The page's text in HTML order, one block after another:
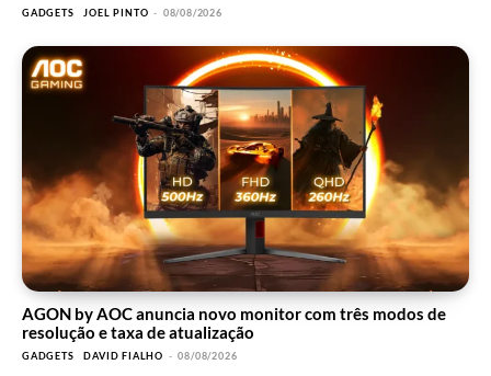
GADGETS JOEL PINTO - 08/08/2026
AGON by AOC anuncia novo monitor com três modos de
resolução e taxa de atualização
GADGETS DAVID FIALHO - 08/08/2026